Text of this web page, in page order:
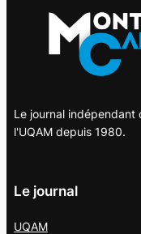
Le journal
l'UQAM depuis 1980.
Le journal
UQAM